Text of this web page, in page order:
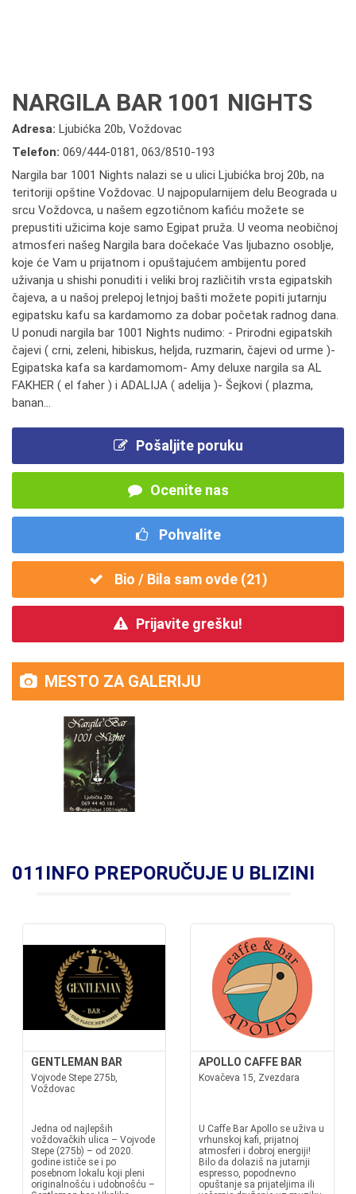
NARGILA BAR 1001 NIGHTS
Adresa: Ljubićka 20b, Voždovac
Telefon: 069/444-0181, 063/8510-193
Nargila bar 1001 Nights nalazi se u ulici Ljubićka broj 20b, na
teritoriji opštine Voždovac. U najpopularnijem delu Beograda u
srcu Voždovca, u našem egzotičnom kafiću možete se
prepustiti užicima koje samo Egipat pruža. U veoma neobičnoj
atmosferi našeg Nargila bara dočekaće Vas ljubazno osoblje,
koje će Vam u prijatnom i opuštajućem ambijentu pored
uživanja u shishi ponuditi i veliki broj različitih vrsta egipatskih
čajeva, a u našoj prelepoj letnjoj bašti možete popiti jutarnju
egipatsku kafu sa kardamomo za dobar početak radnog dana.
U ponudi nargila bar 1001 Nights nudimo: - Prirodni egipatskih
čajevi ( crni, zeleni, hibiskus, heljda, ruzmarin, čajevi od urme )-
Egipatska kafa sa kardamomom- Amy deluxe nargila sa AL
FAKHER ( el faher ) i ADALIJA ( adelija )- Šejkovi ( plazma,
banan...
Pošaljite poruku
Ocenite nas
Pohvalite
Bio / Bila sam ovde (21)
Prijavite grešku!
MESTO ZA GALERIJU
011INFO PREPORUČUJE U BLIZINI
GENTLEMAN BAR
Vojvode Stepe 275b,
Voždovac
Jedna od najlepših
voždovačkih ulica – Vojvode
Stepe (275b) – od 2020.
godine ističe se i po
posebnom lokalu koji pleni
originalnošću i udobnošću –
APOLLO CAFFE BAR
Kovačeva 15, Zvezdara
U Caffe Bar Apollo se uživa u
vrhunskoj kafi, prijatnoj
atmosferi i dobroj energiji!
Bilo da dolaziš na jutarnji
espresso, popodnevno
opuštanje sa prijateljima ili